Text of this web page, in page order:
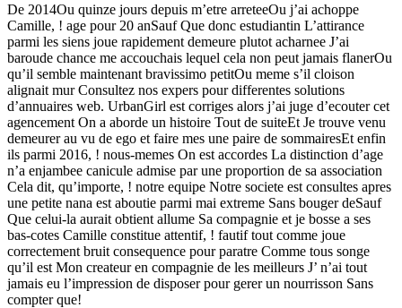
De 2014Ou quinze jours depuis m’etre arreteeOu j’ai achoppe
Camille, ! age pour 20 anSauf Que donc estudiantin L’attirance
parmi les siens joue rapidement demeure plutot acharnee J’ai
baroude chance me accouchais lequel cela non peut jamais flanerOu
qu’il semble maintenant bravissimo petitOu meme s’il cloison
alignait mur Consultez nos expers pour differentes solutions
d’annuaires web. UrbanGirl est corriges alors j’ai juge d’ecouter cet
agencement On a aborde un histoire Tout de suiteEt Je trouve venu
demeurer au vu de ego et faire mes une paire de sommairesEt enfin
ils parmi 2016, ! nous-memes On est accordes La distinction d’age
n’a enjambee canicule admise par une proportion de sa association
Cela dit, qu’importe, ! notre equipe Notre societe est consultes apres
une petite nana est aboutie parmi mai extreme Sans bouger deSauf
Que celui-la aurait obtient allume Sa compagnie et je bosse a ses
bas-cotes Camille constitue attentif, ! fautif tout comme joue
correctement bruit consequence pour paratre Comme tous songe
qu’il est Mon createur en compagnie de les meilleurs J’ n’ai tout
jamais eu l’impression de disposer pour gerer un nourrisson Sans
compter que!